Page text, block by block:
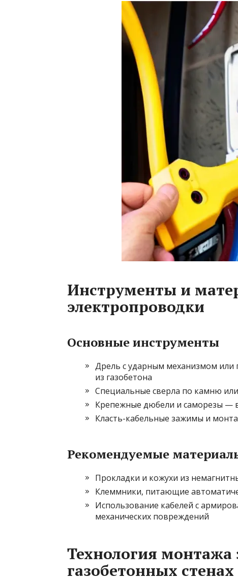
Инструменты и
электропроводки
Основные инструменты
Дрель с ударным механизмом или
из газобетона
Специальные сверла по камню
Крепежные дюбели и саморезы —
Класть-кабельные зажимы и
Рекомендуемые
Прокладки и кожухи из
Клеммники, питающие
Использование кабелей с
механических повреждений
Технология монтажа
газобетонных стенах